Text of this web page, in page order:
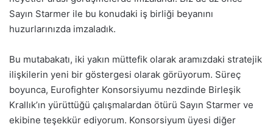
Sayın Starmer ile bu konudaki iş birliği beyanını
huzurlarınızda imzaladık.
Bu mutabakatı, iki yakın müttefik olarak aramızdaki stratejik
ilişkilerin yeni bir göstergesi olarak görüyorum. Süreç
boyunca, Eurofighter Konsorsiyumu nezdinde Birleşik
Krallık’ın yürüttüğü çalışmalardan ötürü Sayın Starmer ve
ekibine teşekkür ediyorum. Konsorsiyum üyesi diğer